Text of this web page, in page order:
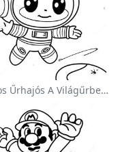
Aranyos Űrhajós A Világűrben Színezőlap